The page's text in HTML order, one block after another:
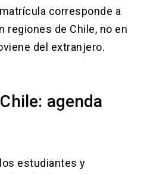
corresponde a
regiones de Chile, no en
del extranjero.
agenda
estudiantes y